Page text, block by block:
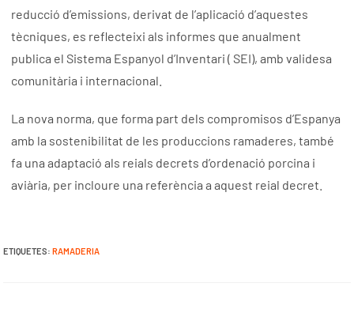
reducció d’emissions, derivat de l’aplicació d’aquestes
tècniques, es reflecteixi als informes que anualment
publica el Sistema Espanyol d’Inventari ( SEI), amb validesa
comunitària i internacional.
La nova norma, que forma part dels compromisos d’Espanya
amb la sostenibilitat de les produccions ramaderes, també
fa una adaptació als reials decrets d’ordenació porcina i
aviària, per incloure una referència a aquest reial decret.
ETIQUETES:RAMADERIA